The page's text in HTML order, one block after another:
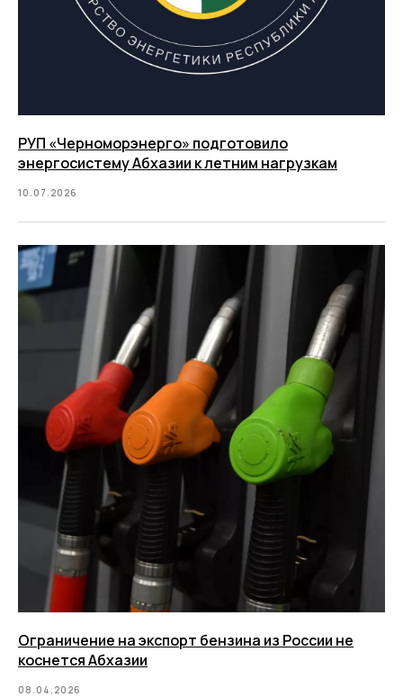
РУП «Черноморэнерго» подготовило
энергосистему Абхазии к летним нагрузкам
10.07.2026
Ограничение на экспорт бензина из России не
коснется Абхазии
08.04.2026